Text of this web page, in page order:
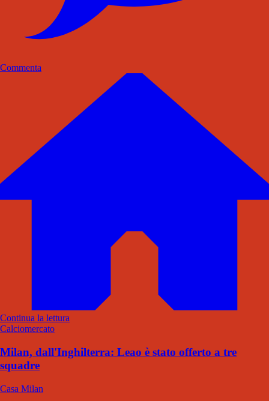
Commenta
Continua la lettura
Calciomercato
Milan, dall'Inghilterra: Leao è stato offerto a tre
squadre
Casa Milan